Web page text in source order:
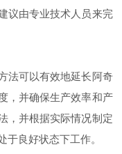
议由专业技术人员来完
可以有效地延长阿奇
，并确保生产效率和产
，并根据实际情况制定
于良好状态下工作。